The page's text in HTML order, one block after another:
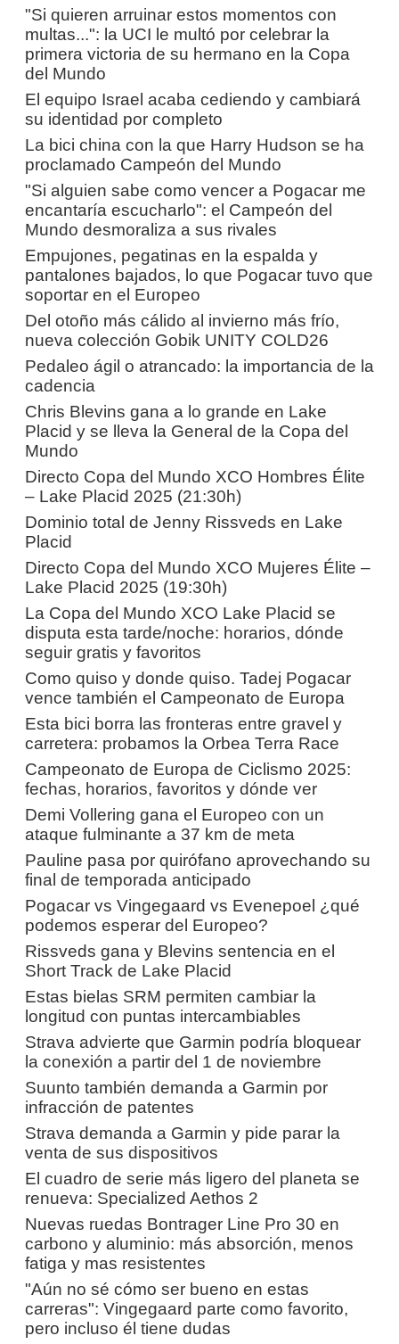
"Si quieren arruinar estos momentos con
multas...": la UCI le multó por celebrar la
primera victoria de su hermano en la Copa
del Mundo
El equipo Israel acaba cediendo y cambiará
su identidad por completo
La bici china con la que Harry Hudson se ha
proclamado Campeón del Mundo
"Si alguien sabe como vencer a Pogacar me
encantaría escucharlo": el Campeón del
Mundo desmoraliza a sus rivales
Empujones, pegatinas en la espalda y
pantalones bajados, lo que Pogacar tuvo que
soportar en el Europeo
Del otoño más cálido al invierno más frío,
nueva colección Gobik UNITY COLD26
Pedaleo ágil o atrancado: la importancia de la
cadencia
Chris Blevins gana a lo grande en Lake
Placid y se lleva la General de la Copa del
Mundo
Directo Copa del Mundo XCO Hombres Élite
– Lake Placid 2025 (21:30h)
Dominio total de Jenny Rissveds en Lake
Placid
Directo Copa del Mundo XCO Mujeres Élite –
Lake Placid 2025 (19:30h)
La Copa del Mundo XCO Lake Placid se
disputa esta tarde/noche: horarios, dónde
seguir gratis y favoritos
Como quiso y donde quiso. Tadej Pogacar
vence también el Campeonato de Europa
Esta bici borra las fronteras entre gravel y
carretera: probamos la Orbea Terra Race
Campeonato de Europa de Ciclismo 2025:
fechas, horarios, favoritos y dónde ver
Demi Vollering gana el Europeo con un
ataque fulminante a 37 km de meta
Pauline pasa por quirófano aprovechando su
final de temporada anticipado
Pogacar vs Vingegaard vs Evenepoel ¿qué
podemos esperar del Europeo?
Rissveds gana y Blevins sentencia en el
Short Track de Lake Placid
Estas bielas SRM permiten cambiar la
longitud con puntas intercambiables
Strava advierte que Garmin podría bloquear
la conexión a partir del 1 de noviembre
Suunto también demanda a Garmin por
infracción de patentes
Strava demanda a Garmin y pide parar la
venta de sus dispositivos
El cuadro de serie más ligero del planeta se
renueva: Specialized Aethos 2
Nuevas ruedas Bontrager Line Pro 30 en
carbono y aluminio: más absorción, menos
fatiga y mas resistentes
"Aún no sé cómo ser bueno en estas
carreras": Vingegaard parte como favorito,
pero incluso él tiene dudas